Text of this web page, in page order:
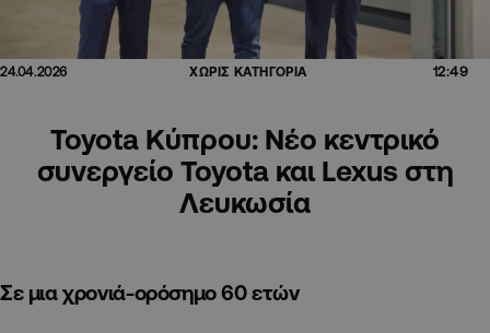
24.04.2026 ΧΩΡΙΣ ΚΑΤΗΓΟΡΙΑ 12:49
Toyota Κύπρου: Νέο κεντρικό
συνεργείο Toyota και Lexus στη
Λευκωσία
Σε μια χρονιά-ορόσημο 60 ετών